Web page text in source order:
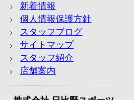
新着情報
個人情報保護方針
スタッフブログ
サイトマップ
スタッフ紹介
店舗案内